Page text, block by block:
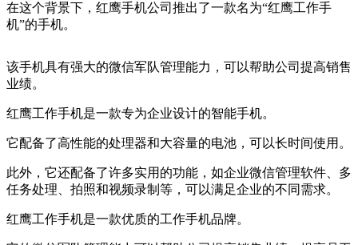
在这个背景下，红鹰手机公司推出了一款名为“红鹰工作手
机”的手机。
该手机具有强大的微信军队管理能力，可以帮助公司提高销售
业绩。
红鹰工作手机是一款专为企业设计的智能手机。
它配备了高性能的处理器和大容量的电池，可以长时间使用。
此外，它还配备了许多实用的功能，如企业微信管理软件、多
任务处理、拍照和视频录制等，可以满足企业的不同需求。
红鹰工作手机是一款优质的工作手机品牌。